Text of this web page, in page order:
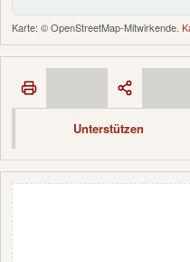
Karte: © OpenStreetMap-Mitwirkende.
Unterstützen